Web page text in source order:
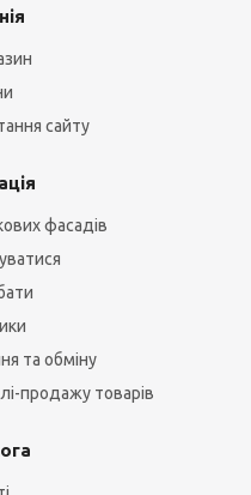
сайту
фасадів
та обміну
продажу товарів